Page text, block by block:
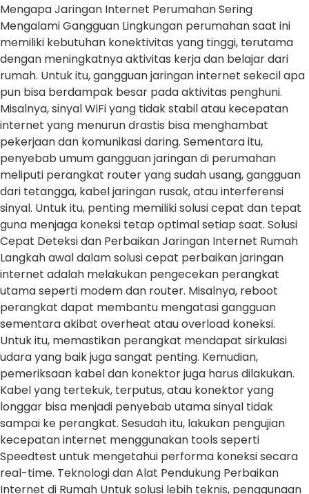
Mengapa Jaringan Internet Perumahan Sering
Mengalami Gangguan Lingkungan perumahan saat ini
memiliki kebutuhan konektivitas yang tinggi, terutama
dengan meningkatnya aktivitas kerja dan belajar dari
rumah. Untuk itu, gangguan jaringan internet sekecil apa
pun bisa berdampak besar pada aktivitas penghuni.
Misalnya, sinyal WiFi yang tidak stabil atau kecepatan
internet yang menurun drastis bisa menghambat
pekerjaan dan komunikasi daring. Sementara itu,
penyebab umum gangguan jaringan di perumahan
meliputi perangkat router yang sudah usang, gangguan
dari tetangga, kabel jaringan rusak, atau interferensi
sinyal. Untuk itu, penting memiliki solusi cepat dan tepat
guna menjaga koneksi tetap optimal setiap saat. Solusi
Cepat Deteksi dan Perbaikan Jaringan Internet Rumah
Langkah awal dalam solusi cepat perbaikan jaringan
internet adalah melakukan pengecekan perangkat
utama seperti modem dan router. Misalnya, reboot
perangkat dapat membantu mengatasi gangguan
sementara akibat overheat atau overload koneksi.
Untuk itu, memastikan perangkat mendapat sirkulasi
udara yang baik juga sangat penting. Kemudian,
pemeriksaan kabel dan konektor juga harus dilakukan.
Kabel yang tertekuk, terputus, atau konektor yang
longgar bisa menjadi penyebab utama sinyal tidak
sampai ke perangkat. Sesudah itu, lakukan pengujian
kecepatan internet menggunakan tools seperti
Speedtest untuk mengetahui performa koneksi secara
real-time. Teknologi dan Alat Pendukung Perbaikan
Internet di Rumah Untuk solusi lebih teknis, penggunaan